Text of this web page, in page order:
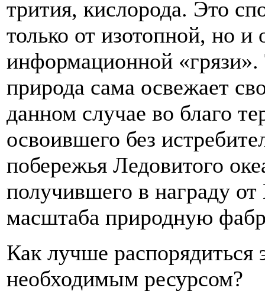
трития, кислорода. Это
только от изотопной, но и
информационной
природа сама освежает
данном случае во благо
освоившего без
побережья Ледовитого
получившего в награду
масштаба природную
Как лучше
необходимым ресурсом?